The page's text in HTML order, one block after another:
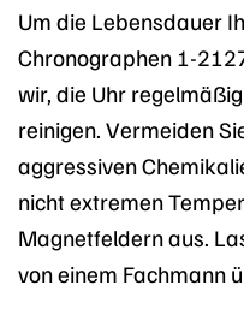
Um die Lebensdauer
Chronographen 1-
wir, die Uhr
reinigen. Vermeiden
aggressiven
nicht extremen
Magnetfeldern aus.
von einem Fachmann